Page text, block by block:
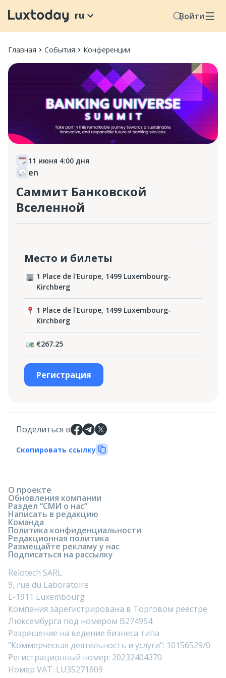
Войти
ru
Главная События Конференции
11 июня 4:00 дня
en
Саммит Банковской
Вселенной
Место и билеты
1 Place de l'Europe, 1499 Luxembourg-
Kirchberg
1 Place de l'Europe, 1499 Luxembourg-
Kirchberg
€267.25
Регистрация
Поделиться в
Скопировать ссылку
О проекте
Обновления компании
Раздел “СМИ о нас”
Написать в редакцию
Команда
Политика конфиденциальности
Редакционная политика
Размещайте рекламу у нас
Подписаться на рассылку
Relotech SARL
9, rue du Laboratoire
L-1911 Luxembourg
Компания зарегистрирована в Торговом реестре
Люксембурга под номером B274954
Разрешение на ведение бизнеса типа
"Коммерческая деятельность и услуги": 10156529/0
Регистрационный номер: 20232404370
Номер VAT: LU35271609